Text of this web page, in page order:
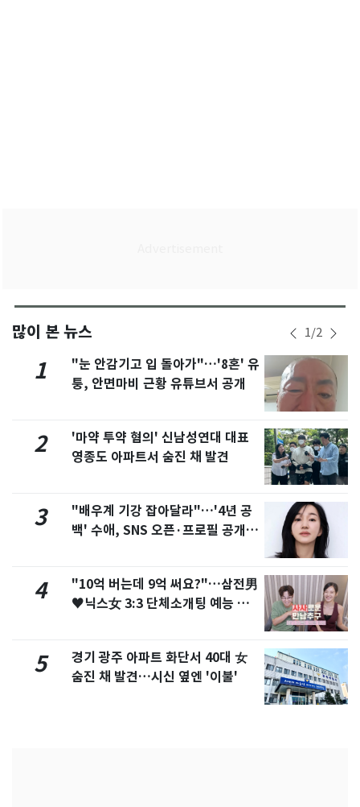
많이 본 뉴스 1/2
1
"눈 안감기고 입 돌아가"…'8혼' 유
퉁, 안면마비 근황 유튜브서 공개
2
'마약 투약 혐의' 신남성연대 대표
영종도 아파트서 숨진 채 발견
3
"배우계 기강 잡아달라"…'4년 공
백' 수애, SNS 오픈·프로필 공개
4
"10억 버는데 9억 써요?"…삼전男
♥닉스女 3:3 단체소개팅 예능 화
5
경기 광주 아파트 화단서 40대 女
숨진 채 발견…시신 옆엔 '이불'